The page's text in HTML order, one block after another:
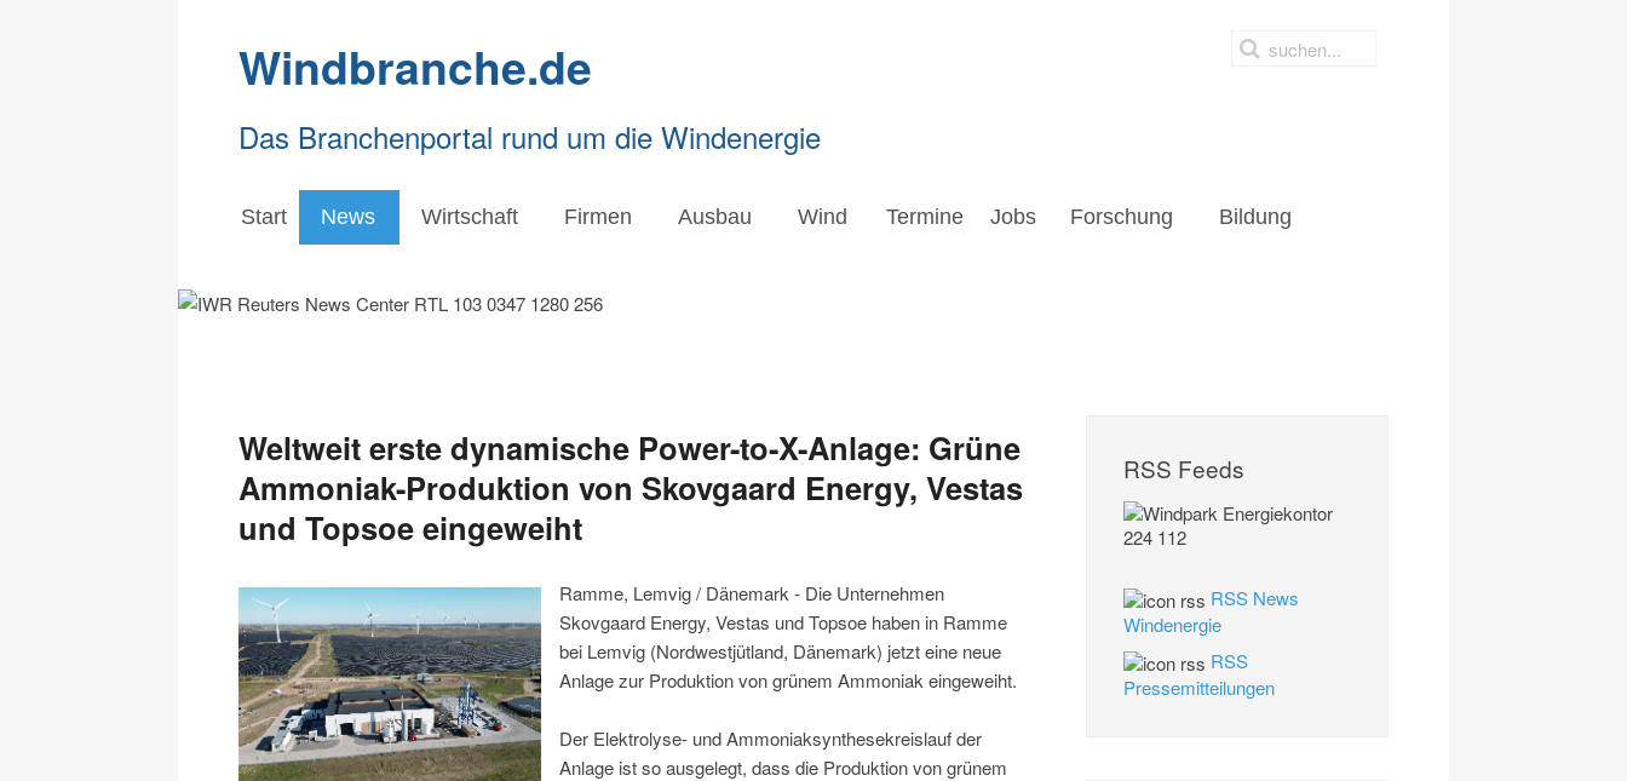
Windbranche.de
Das Branchenportal rund um die Windenergie
Start News Wirtschaft Firmen Ausbau Wind Termine Jobs Forschung Bildung
Weltweit erste dynamische Power-to-X-Anlage: Grüne
Ammoniak-Produktion von Skovgaard Energy, Vestas
und Topsoe eingeweiht
Ramme, Lemvig / Dänemark - Die Unternehmen
Skovgaard Energy, Vestas und Topsoe haben in Ramme
bei Lemvig (Nordwestjütland, Dänemark) jetzt eine neue
Anlage zur Produktion von grünem Ammoniak eingeweiht.
Der Elektrolyse- und Ammoniaksynthesekreislauf der
Anlage ist so ausgelegt, dass die Produktion von grünem
RSS Feeds
RSS News
Windenergie
RSS
Pressemitteilungen